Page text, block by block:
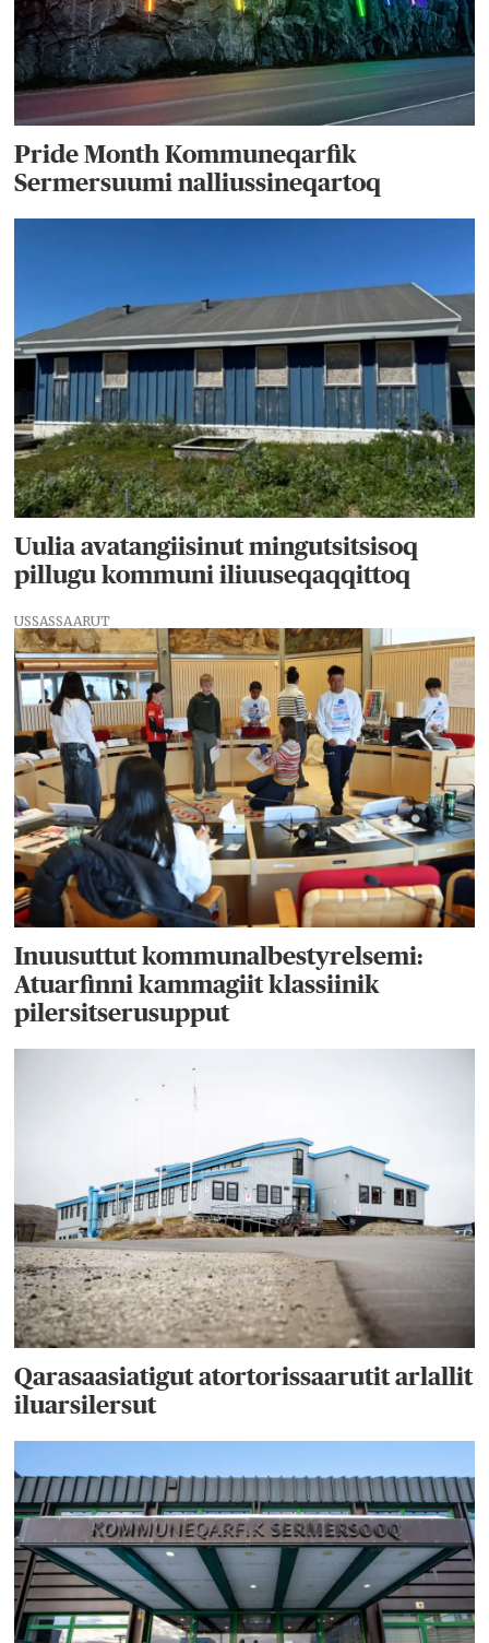
Pride Month Kommuneqarfik
Sermersuumi nalliussineqartoq
Uulia avatangiisinut mingutsitsisoq
pillugu kommuni iliuuseqaqqittoq
USSASSAARUT
Inuusuttut kommunalbestyrelsemi:
Atuarfinni kammagiit klassiinik
pilersitserusupput
Qarasaasiatigut atortorissaarutit arlallit
iluarsilersut